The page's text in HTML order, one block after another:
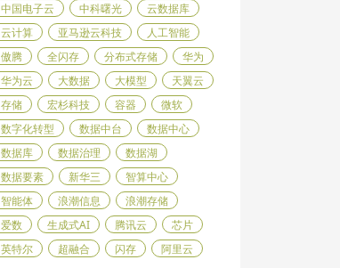
中国电子云
中科曙光
云数据库
云计算
亚马逊云科技
人工智能
傲腾
全闪存 分布式存储
华为
华为云
大数据 大模型
天翼云
存储
宏杉科技 容器
微软
数字化转型
数据中台
数据中心
数据库
数据治理
数据湖
数据要素
新华三
智算中心
智能体
浪潮信息
浪潮存储
爱数
生成式AI 腾讯云
芯片
英特尔
超融合 闪存 阿里云